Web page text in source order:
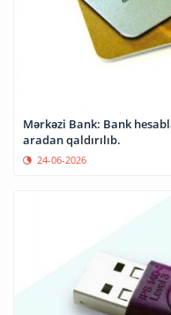
Mərkəzi Bank: Bank
aradan qaldırılıb.
24-06-2026